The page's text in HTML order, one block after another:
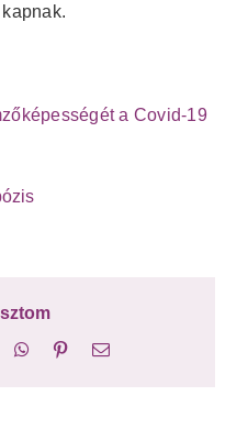
a Covid-19
WhatsApp
PinterestEmail: